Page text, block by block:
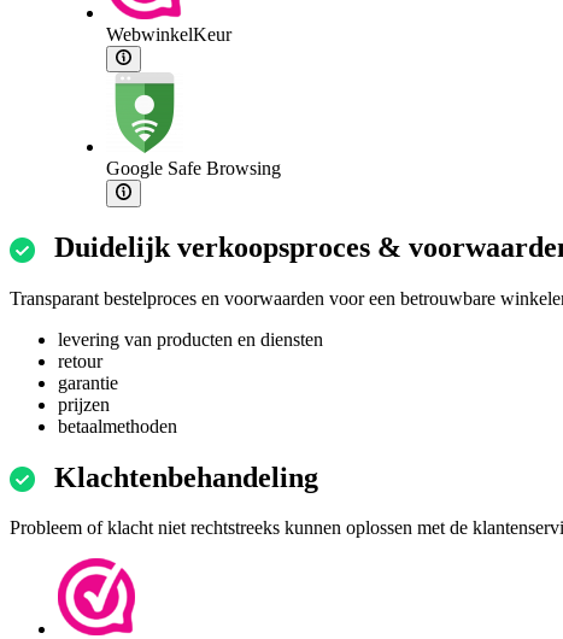
WebwinkelKeur
Google Safe Browsing
Duidelijk verkoopsproces &
Transparant bestelproces en voorwaarden voor een betrouwbare
levering van producten en diensten
retour
garantie
prijzen
betaalmethoden
Klachtenbehandeling
Probleem of klacht niet rechtstreeks kunnen oplossen met de